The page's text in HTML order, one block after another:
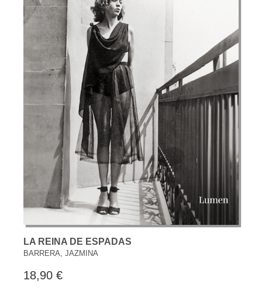
LA REINA DE ESPADAS
BARRERA, JAZMINA
18,90 €